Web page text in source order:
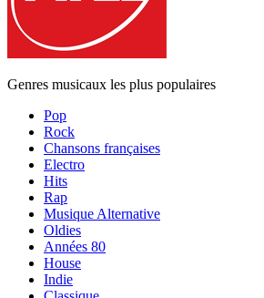
Genres musicaux les plus populaires
Pop
Rock
Chansons françaises
Electro
Hits
Rap
Musique Alternative
Oldies
Années 80
House
Indie